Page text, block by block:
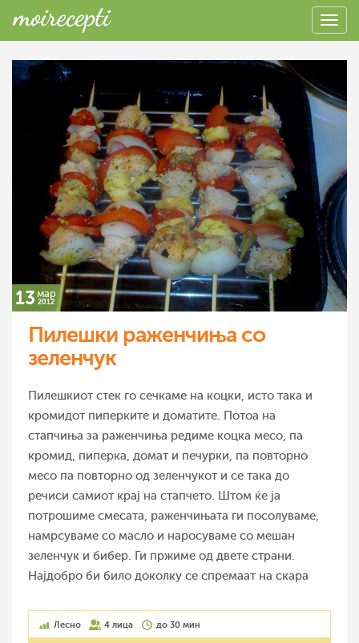
13 мар
2012
Пилешки раженчиња со
зеленчук
Пилешкиот стек го сечкаме на коцки, исто така и
кромидот пиперките и доматите. Потоа на
стапчиња за раженчиња редиме коцка месо, па
кромид, пиперка, домат и печурки, па повторно
месо па повторно од зеленчукот и се така до
речиси самиот крај на стапчето. Штом ќе ја
потрошиме смесата, раженчињата ги посолуваме,
намрсуваме со масло и наросуваме со мешан
зеленчук и бибер. Ги пржиме од двете страни.
Најдобро би било доколку се спремаат на скара
Лесно 4 лица до 30 мин